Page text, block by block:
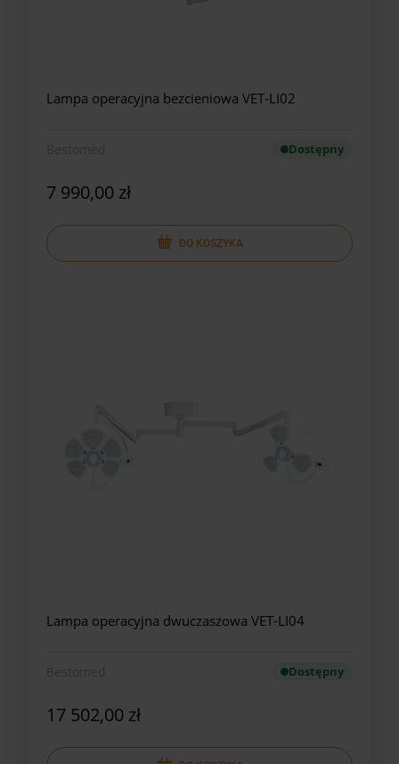
Lampa operacyjna bezcieniowa VET-LI02
Dostępny
7 990,00 zł
DO KOSZYKA
Lampa operacyjna dwuczaszowa VET-LI04
Dostępny
17 502,00 zł